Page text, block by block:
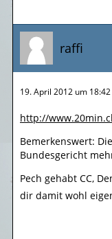
raffi
19. April 2012 um 18:42
http://
Bemerkenswert:
Bundesgericht
Pech gehabt CC,
dir damit wohl